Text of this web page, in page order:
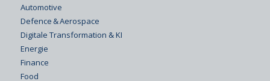
Automotive
Defence & Aerospace
Digitale Transformation & KI
Energie
Finance
Food